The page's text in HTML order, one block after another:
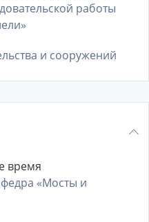
работы
и сооружений
время
«Мосты и